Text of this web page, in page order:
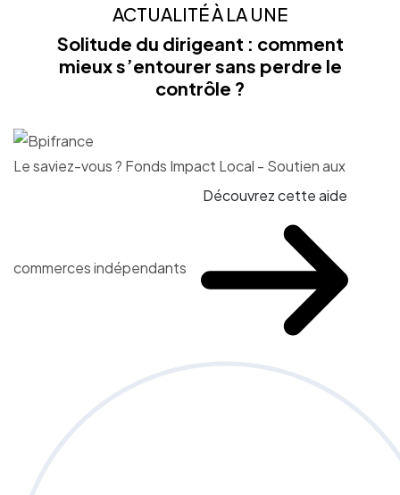
ACTUALITÉ À LA UNE
Solitude du dirigeant : comment
mieux s’entourer sans perdre le
contrôle ?
Le saviez-vous ? Fonds Impact Local - Soutien aux
commerces indépendants
Découvrez cette aide